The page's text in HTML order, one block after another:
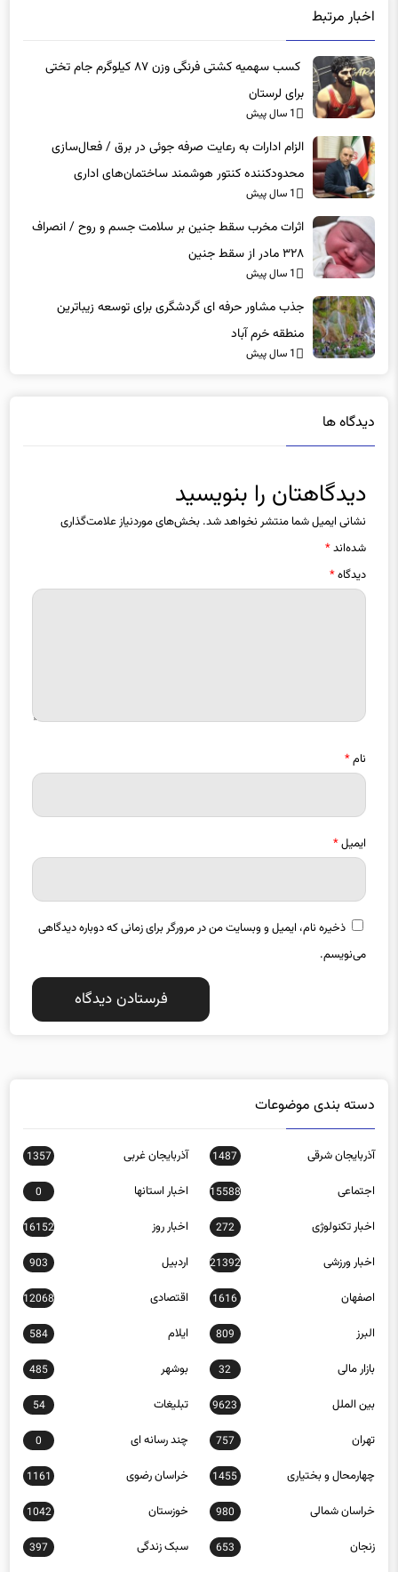
برای لرستان
1 سال پیش
الزام ادارات به رعایت صرفه جوئی در برق / فعال‌سازی
محدودکننده کنتور هوشمند ساختمان‌های اداری
اثرات مخرب سقط جنین بر سلامت جسم و روح / انصراف
۳۲۸ مادر از سقط جنین
1 سال پیش
جذب مشاور حرفه ای گردشگری برای توسعه زیباترین
منطقه خرم آباد
1 سال پیش
نشانی ایمیل شما منتشر نخواهد شد.بخش‌های موردنیاز علامت‌گذاری
شده‌اند*
دیدگاه*
ایمیل*
ذخیره نام، ایمیل و وبسایت من در مرورگر برای زمانی که دوباره دیدگاهی
می‌نویسم.
آذربایجان شرقی
اجتماعی 15588 اخبار استانها 0
اخبار تکنولوژی 272 اخبار روز 16152
اخبار ورزشی 21392 اردبیل 903
اصفهان 1616 اقتصادی 12068
البرز 809 ایلام 584
بازار مالی 32 بوشهر 485
بین الملل 9623 تبلیغات 54
تهران 757 چند رسانه ای 0
چهارمحال و بختیاری 1455 خراسان رضوی 1161
خراسان شمالی 980 خوزستان 1042
زنجان 653 سبک زندگی 397
سلامت 4877 سمنان 1185